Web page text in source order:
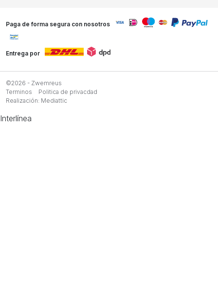
Paga de forma segura con nosotros
Entrega por
©2026 - Zwemreus
Terminos
Politica de privacdad
Realización: Mediattic
Interlínea